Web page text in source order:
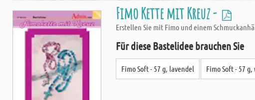
Fimo Kette mit Kreuz -
Erstellen Sie mit Fimo und einem
Für diese Bastelidee brauchen Sie
Fimo Soft - 57 g, lavendel Fimo Soft - 57